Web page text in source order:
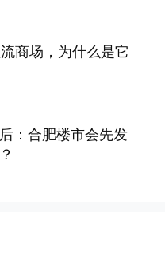
商场，为什么是它
：合肥楼市会先发